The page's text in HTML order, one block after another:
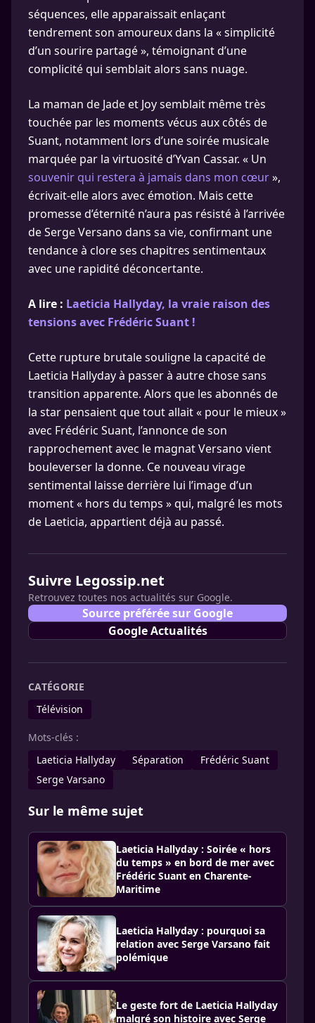
séquences, elle apparaissait enlaçant
tendrement son amoureux dans la « simplicité
d’un sourire partagé », témoignant d’une
complicité qui semblait alors sans nuage.
La maman de Jade et Joy semblait même très
touchée par les moments vécus aux côtés de
Suant, notamment lors d’une soirée musicale
marquée par la virtuosité d’Yvan Cassar. « Un
souvenir qui restera à jamais dans mon cœur»,
écrivait-elle alors avec émotion. Mais cette
promesse d’éternité n’aura pas résisté à l’arrivée
de Serge Versano dans sa vie, confirmant une
tendance à clore ses chapitres sentimentaux
avec une rapidité déconcertante.
A lire : Laeticia Hallyday, la vraie raison des
tensions avec Frédéric Suant !
Cette rupture brutale souligne la capacité de
Laeticia Hallyday à passer à autre chose sans
transition apparente. Alors que les abonnés de
la star pensaient que tout allait « pour le mieux »
avec Frédéric Suant, l’annonce de son
rapprochement avec le magnat Versano vient
bouleverser la donne. Ce nouveau virage
sentimental laisse derrière lui l’image d’un
moment « hors du temps » qui, malgré les mots
de Laeticia, appartient déjà au passé.
Suivre Legossip.net
Retrouvez toutes nos actualités sur Google.
Source préférée sur Google
Google Actualités
CATÉGORIE
Télévision
Mots-clés :
Laeticia Hallyday
Séparation
Frédéric Suant
Serge Varsano
Sur le même sujet
Laeticia Hallyday : Soirée « hors
du temps » en bord de mer avec
Frédéric Suant en Charente-
Maritime
Laeticia Hallyday : pourquoi sa
relation avec Serge Varsano fait
polémique
Le geste fort de Laeticia Hallyday
malgré son histoire avec Serge